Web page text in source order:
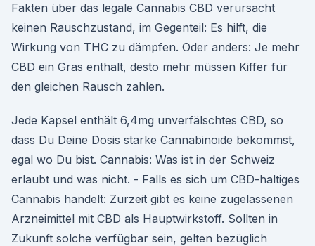
Fakten über das legale Cannabis CBD verursacht
keinen Rauschzustand, im Gegenteil: Es hilft, die
Wirkung von THC zu dämpfen. Oder anders: Je mehr
CBD ein Gras enthält, desto mehr müssen Kiffer für
den gleichen Rausch zahlen.
Jede Kapsel enthält 6,4mg unverfälschtes CBD, so
dass Du Deine Dosis starke Cannabinoide bekommst,
egal wo Du bist. Cannabis: Was ist in der Schweiz
erlaubt und was nicht. - Falls es sich um CBD-haltiges
Cannabis handelt: Zurzeit gibt es keine zugelassenen
Arzneimittel mit CBD als Hauptwirkstoff. Sollten in
Zukunft solche verfügbar sein, gelten bezüglich